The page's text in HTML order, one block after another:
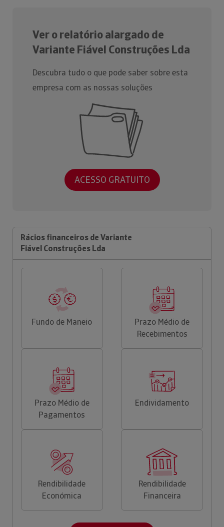
Ver o relatório alargado de
Variante Fiável Construções Lda
Descubra tudo o que pode saber sobre esta
empresa com as nossas soluções
ACESSO GRATUITO
Rácios financeiros de Variante
Fiável Construções Lda
Fundo de Maneio
Prazo Médio de
Recebimentos
Prazo Médio de
Pagamentos
Endividamento
Rendibilidade
Económica
Rendibilidade
Financeira